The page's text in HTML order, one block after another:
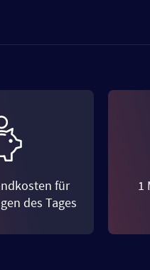
für
des Tages
1